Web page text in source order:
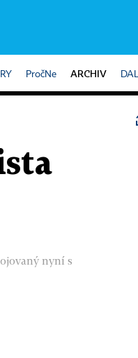
PročNe ARCHIV
nyní s